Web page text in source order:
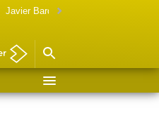
Javier Bardem política